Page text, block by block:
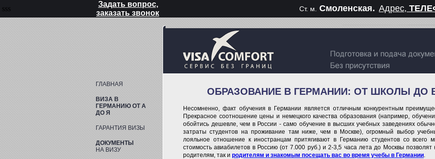
sss
Задать вопрос,
заказать звонок
Ст. м. Смоленская. Адрес,
ГЛАВНАЯ
ВИЗА В
ГЕРМАНИЮ ОТ А
ДО Я
ГАРАНТИЯ ВИЗЫ
ДОКУМЕНТЫ
НА ВИЗУ
ОБРАЗОВАНИЕ В ГЕРМАНИИ: ОТ ШКОЛЫ ДО
Несомненно, факт обучения в Германии является отличным конкурентным
Прекрасное соотношение цены и немецкого качества образования (например,
обойтись дешевле, чем в России - само обучение в высших учебных заведениях
затраты студентов на проживание там ниже, чем в Москве), огромный выбор
лояльное отношение к иностранцам притягивают в Германию студентов со всего
стоимость авиабилетов в Россию (от 7.000 руб.) и 2-3,5 часа лета до Москвы позволят
родителям, так и родителям и знакомым посещать вас во время учебы в Германии.